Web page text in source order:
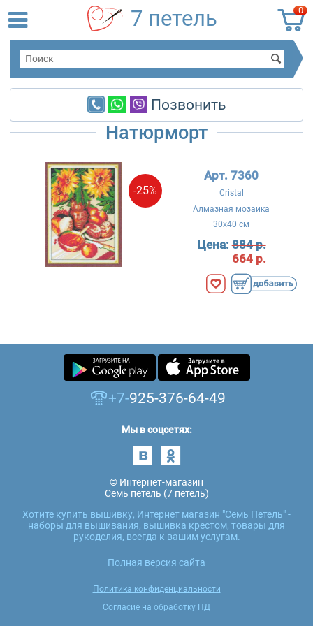
0
7 петель
Позвонить
Натюрморт
-25%
Арт. 7360
Cristal
Алмазная мозаика
30x40 см
Цена:884 р.
664 р.
+7-925-376-64-49
Мы в соцсетях:
© Интернет-магазин
Семь петель (7 петель)
Хотите купить вышивку, Интернет магазин "Семь Петель" -
наборы для вышивания, вышивка крестом, товары для
рукоделия, всегда к вашим услугам.
Полная версия сайта
Политика конфиденциальности
Согласие на обработку ПД